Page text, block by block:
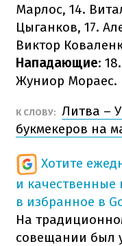
Марлос, 14.
Цыганков, 17.
Виктор
Нападающие:
Жуниор Мораес.
К СЛОВУ: Литва –
букмекеров на
Хотите
и качественные
в избранное в
На
совещании был